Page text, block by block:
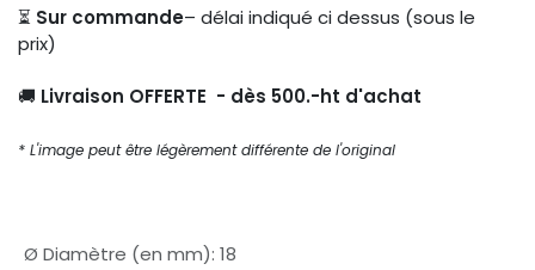
⏳ Sur commande– délai indiqué ci dessus (sous le
prix)
🚚 Livraison OFFERTE - dès 500.-ht d'achat
* L'image peut être légèrement différente de l'original
Ø Diamètre (en mm): 18